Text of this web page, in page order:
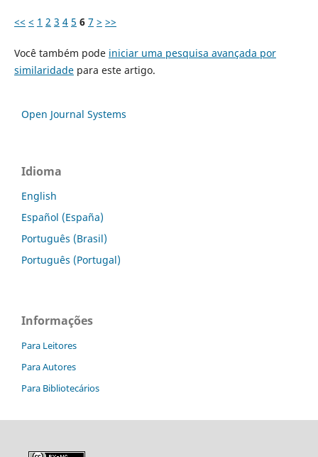
<< < 1 2 3 4 5 6 7 > >>
Você também pode iniciar uma pesquisa avançada por
similaridadepara este artigo.
Open Journal Systems
Idioma
English
Español (España)
Português (Brasil)
Português (Portugal)
Informações
Para Leitores
Para Autores
Para Bibliotecários